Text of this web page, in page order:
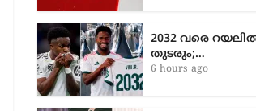
ആളില്ല; 41…
6 hours ago